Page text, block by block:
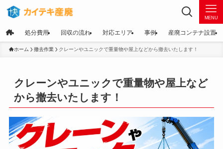
MENU
処分費用 回収の流れ 対応エリア 事例 産廃コンテナ設置
ホーム 撤去作業 クレーンやユニックで重量物や屋上などから撤去いたします！
クレーンやユニックで重量物や屋上など
から撤去いたします！